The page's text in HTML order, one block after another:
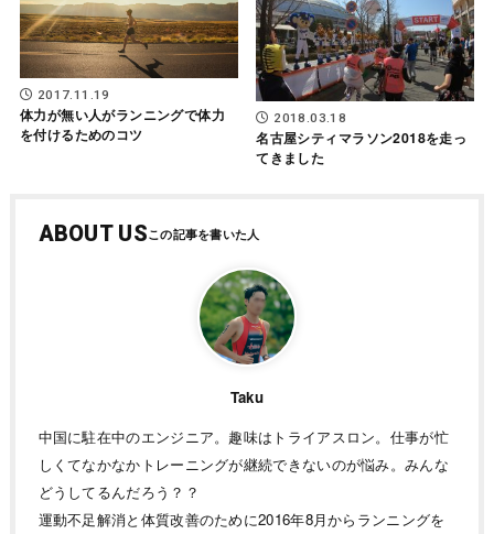
2017.11.19
体力が無い人がランニングで体力
を付けるためのコツ
2018.03.18
名古屋シティマラソン2018を走っ
てきました
ABOUT US
Taku
中国に駐在中のエンジニア。趣味はトライアスロン。仕事が忙
しくてなかなかトレーニングが継続できないのが悩み。みんな
どうしてるんだろう？？
運動不足解消と体質改善のために2016年8月からランニングを